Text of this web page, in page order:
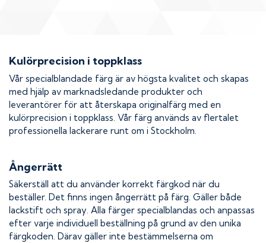
Kulörprecision i toppklass
Vår specialblandade färg är av högsta kvalitet och skapas
med hjälp av marknadsledande produkter och
leverantörer för att återskapa originalfärg med en
kulörprecision i toppklass. Vår färg används av flertalet
professionella lackerare runt om i Stockholm.
Ångerrätt
Säkerställ att du använder korrekt färgkod när du
beställer. Det finns ingen ångerrätt på färg. Gäller både
lackstift och spray. Alla färger specialblandas och anpassas
efter varje individuell beställning på grund av den unika
färgkoden. Därav gäller inte bestämmelserna om